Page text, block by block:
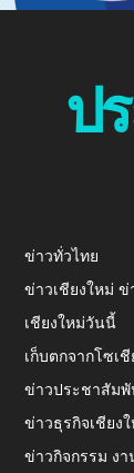
ป
ข่าวทั่วไทย
ข่าวเชียงใหม่
เชียงใหม่วันนี้
เก็บตกจากโซเ
ข่าวประชาสัมพั
ข่าวธุรกิจเชียง
ข่าวกิจกรรม งา